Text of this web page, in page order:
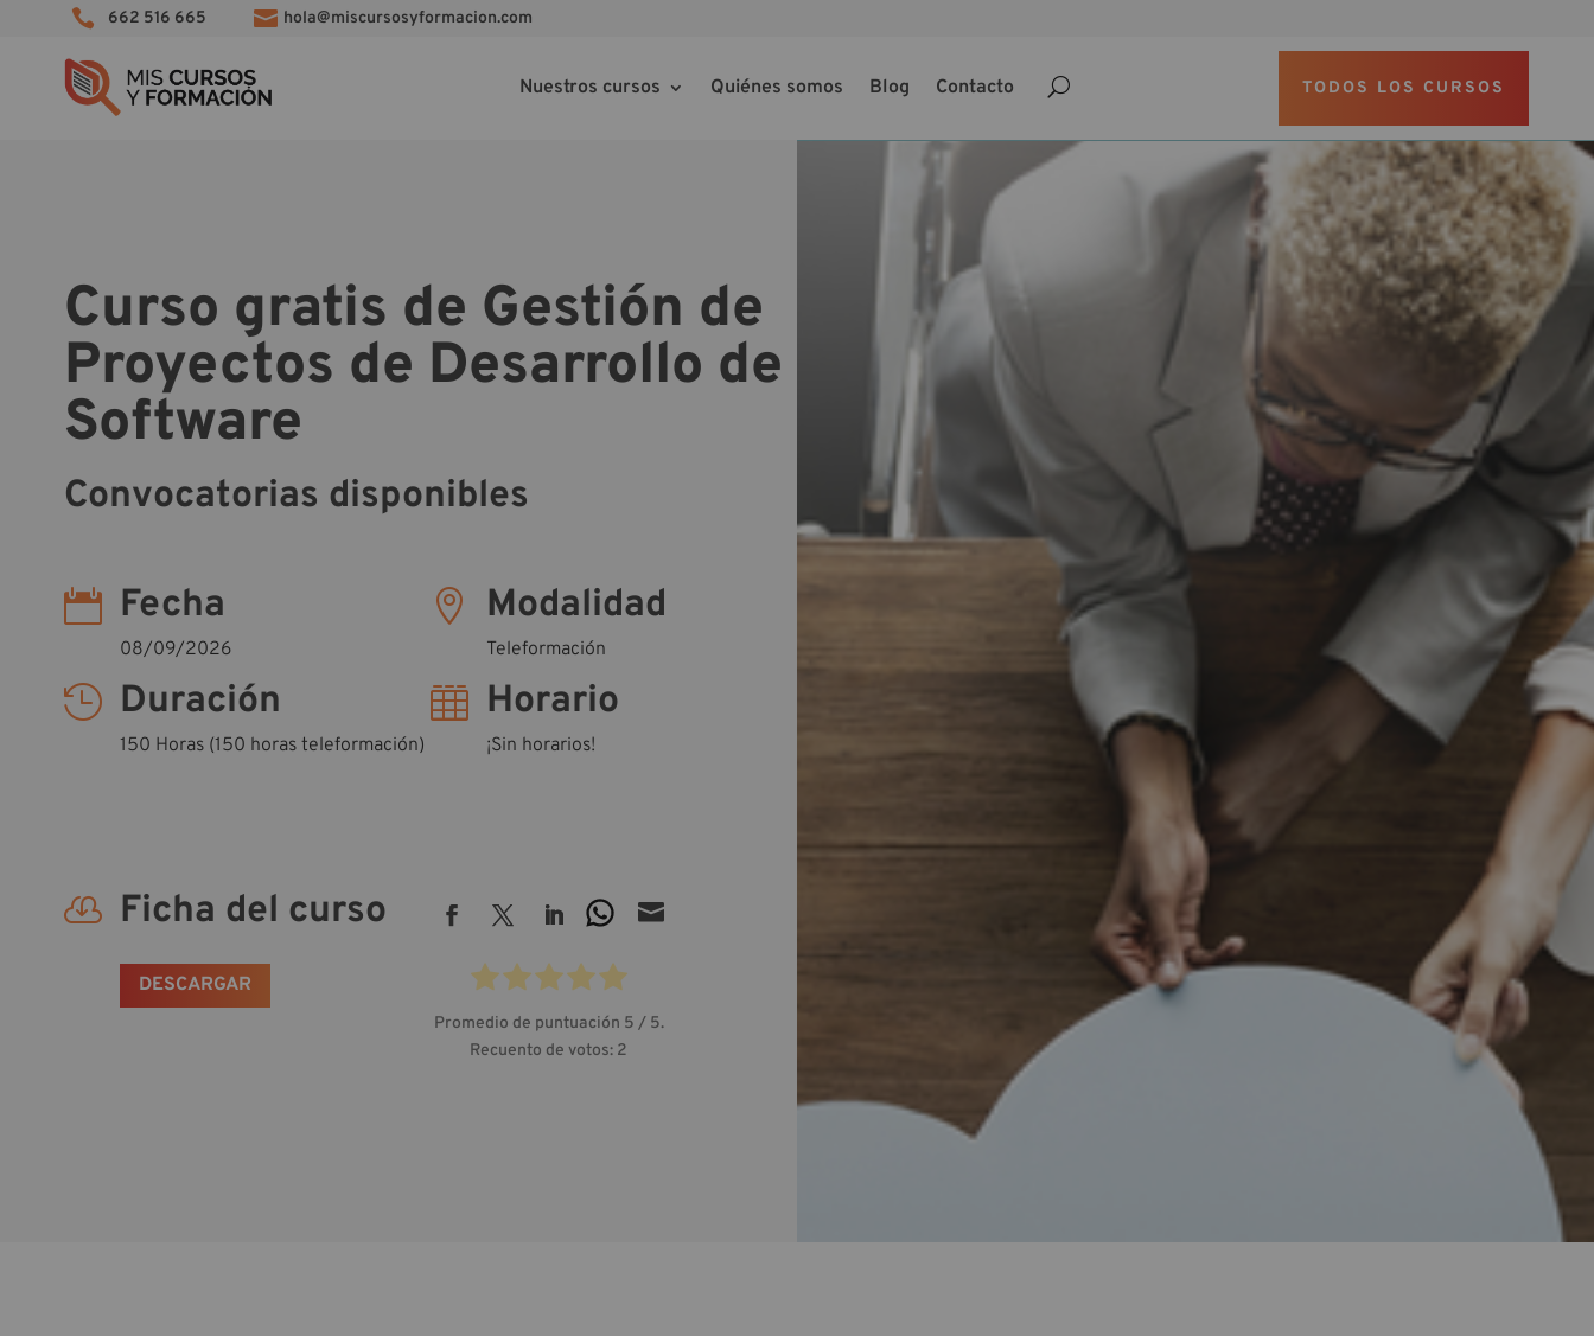
 662 516 665  hola@miscursosyformacion.com
Nuestros cursos Quiénes somos Blog Contacto TODOS LOS CURSOS
Curso gratis de Gestión de
Proyectos de Desarrollo de
Software
Convocatorias disponibles
 Fecha
08/09/2026
 Duración
150 Horas (150 horas teleformación)
 Modalidad
Teleformación
 Horario
¡Sin horarios!
 Ficha del curso
DESCARGAR

Promedio de puntuación 5 / 5.
Recuento de votos: 2